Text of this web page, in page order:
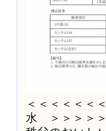
＜＜＜＜＜
水 ＞＞＞＞